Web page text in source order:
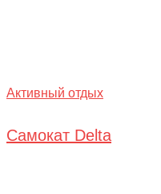
Активный отдых
Самокат Delta